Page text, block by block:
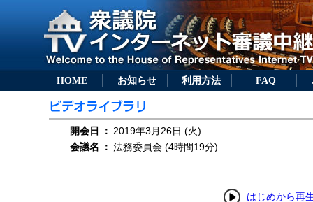
HOME お知らせ 利用方法 FAQ
開会日 ： 2019年3月26日 (火)
会議名
： 法務委員会 (4時間19分)
はじめから再